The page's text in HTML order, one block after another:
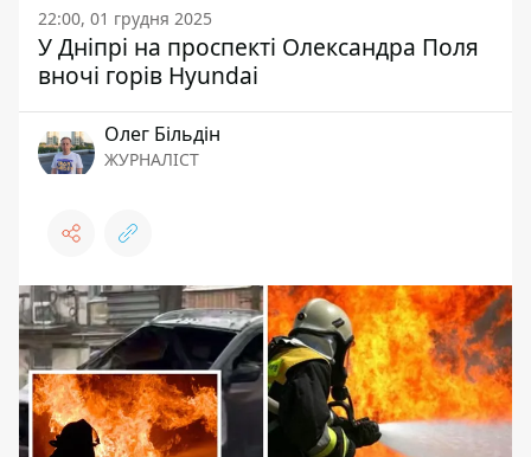
22:00, 01 грудня 2025
У Дніпрі на проспекті Олександра Поля
вночі горів Hyundai
Олег Більдін
ЖУРНАЛІСТ